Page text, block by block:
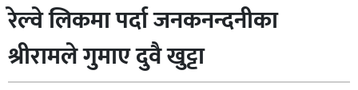
मधेश
प्रदेश
लुम्बिनी
रेल्वे लिकमा पर्दा जनकनन्दनीका
श्रीरामले गुमाए दुवै खुट्टा